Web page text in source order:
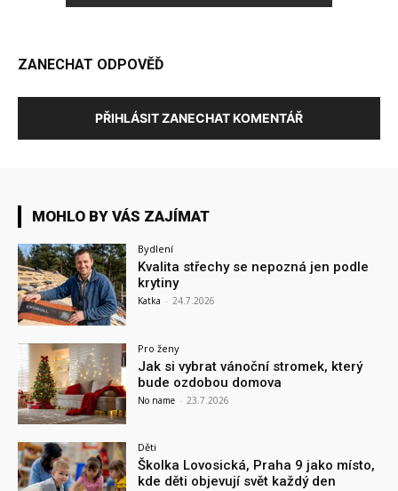
ZANECHAT ODPOVĚĎ
PŘIHLÁSIT ZANECHAT KOMENTÁŘ
MOHLO BY VÁS ZAJÍMAT
Bydlení
Kvalita střechy se nepozná jen podle
krytiny
Katka - 24.7.2026
Pro ženy
Jak si vybrat vánoční stromek, který
bude ozdobou domova
No name - 23.7.2026
Děti
Školka Lovosická, Praha 9 jako místo,
kde děti objevují svět každý den